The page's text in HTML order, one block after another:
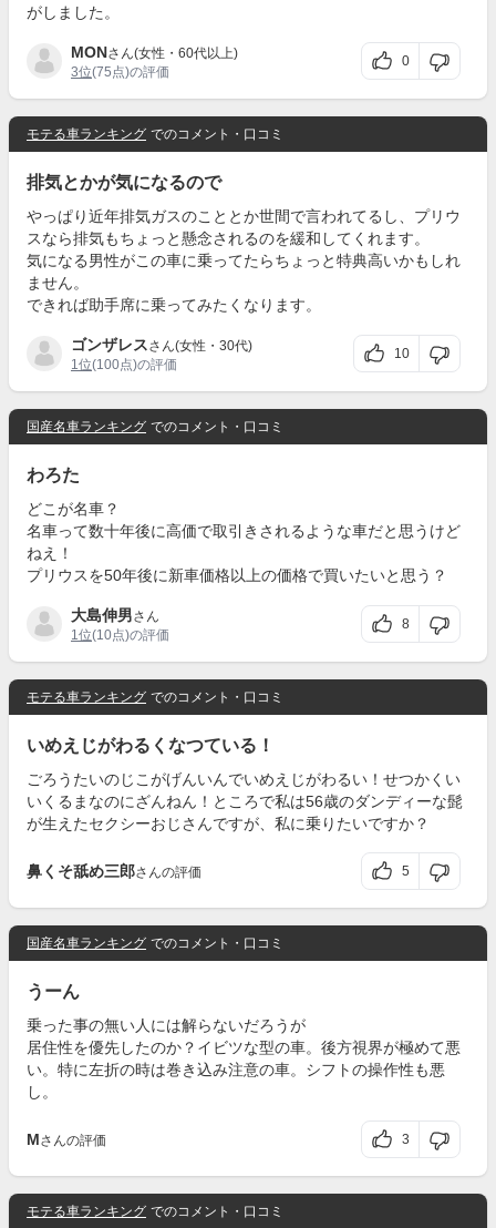
がしました。
MONさん(女性・60代以上)
3位(75点)の評価
0
モテる車ランキング でのコメント・口コミ
排気とかが気になるので
やっぱり近年排気ガスのこととか世間で言われてるし、プリウ
スなら排気もちょっと懸念されるのを緩和してくれます。
気になる男性がこの車に乗ってたらちょっと特典高いかもしれ
ません。
できれば助手席に乗ってみたくなります。
ゴンザレスさん(女性・30代)
1位(100点)の評価
10
国産名車ランキング でのコメント・口コミ
わろた
どこが名車？
名車って数十年後に高価で取引きされるような車だと思うけど
ねえ！
プリウスを50年後に新車価格以上の価格で買いたいと思う？
大島伸男さん
1位(10点)の評価
8
モテる車ランキング でのコメント・口コミ
いめえじがわるくなつている！
ごろうたいのじこがげんいんでいめえじがわるい！せつかくい
いくるまなのにざんねん！ところで私は56歳のダンディーな髭
が生えたセクシーおじさんですが、私に乗りたいですか？
鼻くそ舐め三郎さんの評価 5
国産名車ランキング でのコメント・口コミ
うーん
乗った事の無い人には解らないだろうが
居住性を優先したのか？イビツな型の車。後方視界が極めて悪
い。特に左折の時は巻き込み注意の車。シフトの操作性も悪
し。
Mさんの評価 3
モテる車ランキング でのコメント・口コミ